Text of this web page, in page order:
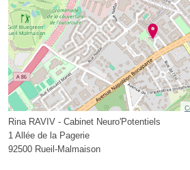
Rina RAVIV - Cabinet Neuro'Potentiels
1 Allée de la Pagerie
92500 Rueil-Malmaison